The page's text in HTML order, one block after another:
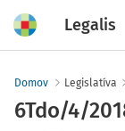
Legalis
Domov Legislatíva
6Tdo/4/